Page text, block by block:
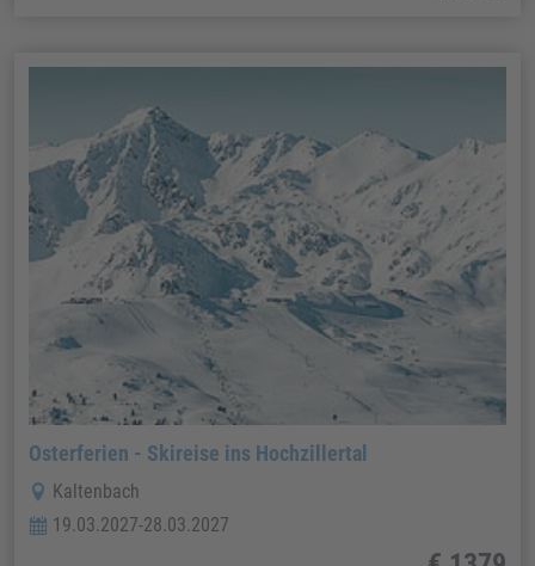
Osterferien - Skireise ins Hochzillertal
Kaltenbach
19.03.2027-28.03.2027